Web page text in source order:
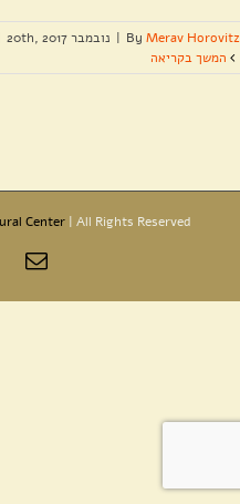
By Merav Horovitz
| נובמבר 20th, 2017
המשך בקריאה
Center| All Rights Reserved